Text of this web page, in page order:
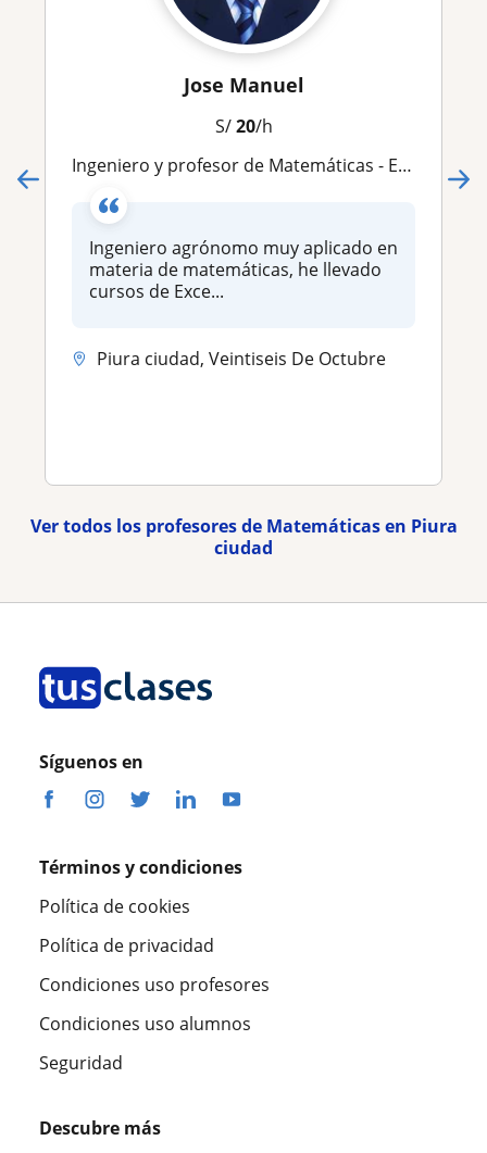
Jose Manuel
S/20/h
Ingeniero y profesor de Matemáticas - Excel - Ingles
Ingeniero agrónomo muy aplicado en
materia de matemáticas, he llevado
cursos de Exce...
Piura ciudad, Veintiseis De Octubre
Ver todos los profesores de Matemáticas en Piura
ciudad
Síguenos en
Términos y condiciones
Política de cookies
Política de privacidad
Condiciones uso profesores
Condiciones uso alumnos
Seguridad
Descubre más